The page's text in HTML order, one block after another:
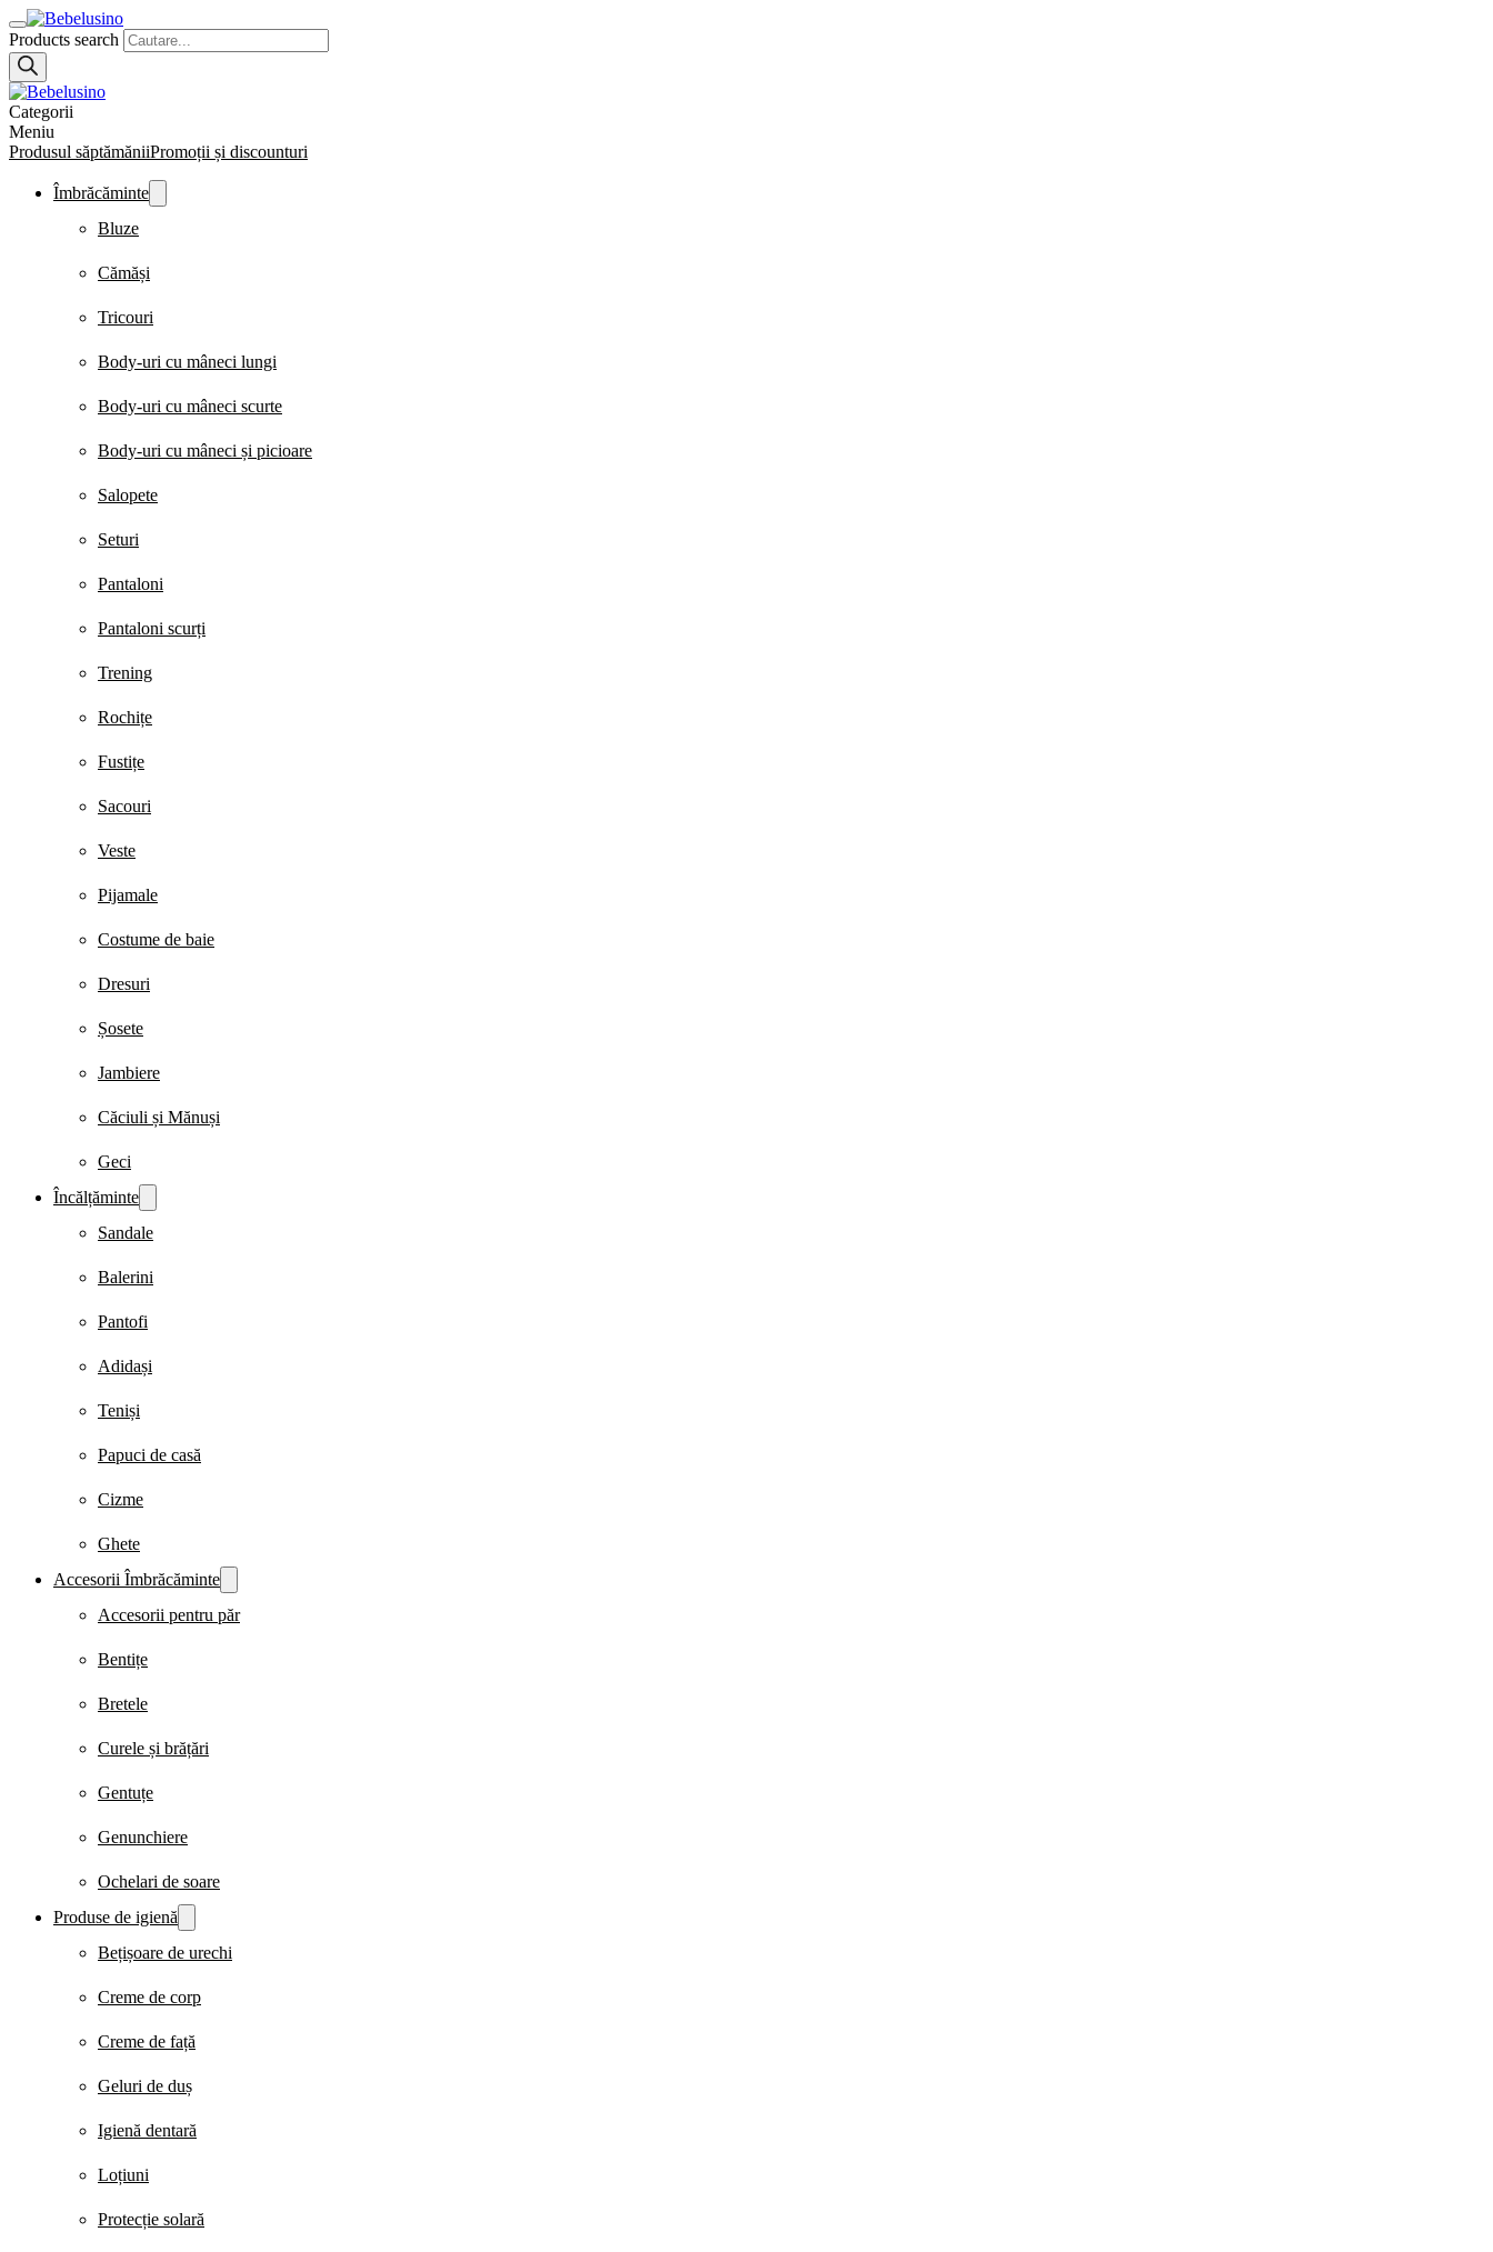
Products search
Categorii
Meniu
Produsul săptămăniiPromoții și discounturi
Îmbrăcăminte
Bluze
Cămăși
Tricouri
Body-uri cu mâneci lungi
Body-uri cu mâneci scurte
Body-uri cu mâneci și picioare
Salopete
Seturi
Pantaloni
Pantaloni scurți
Trening
Rochițe
Fustițe
Sacouri
Veste
Pijamale
Costume de baie
Dresuri
Șosete
Jambiere
Căciuli și Mănuși
Geci
Încălțăminte
Sandale
Balerini
Pantofi
Adidași
Teniși
Papuci de casă
Cizme
Ghete
Accesorii Îmbrăcăminte
Accesorii pentru păr
Bentițe
Bretele
Curele și brățări
Gentuțe
Genunchiere
Ochelari de soare
Produse de igienă
Bețișoare de urechi
Creme de corp
Creme de față
Geluri de duș
Igienă dentară
Loțiuni
Protecție solară